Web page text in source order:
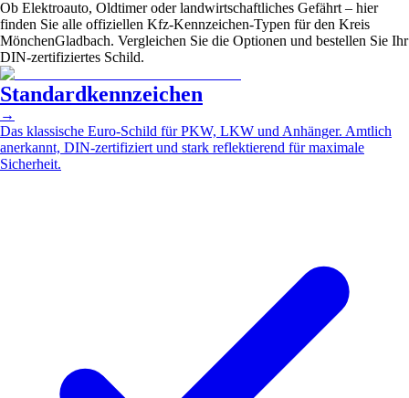
Ob Elektroauto, Oldtimer oder landwirtschaftliches Gefährt – hier
finden Sie alle offiziellen Kfz-Kennzeichen-Typen für den Kreis
MönchenGladbach. Vergleichen Sie die Optionen und bestellen Sie Ihr
DIN-zertifiziertes Schild.
Standardkennzeichen
→
Das klassische Euro-Schild für PKW, LKW und Anhänger. Amtlich
anerkannt, DIN-zertifiziert und stark reflektierend für maximale
Sicherheit.